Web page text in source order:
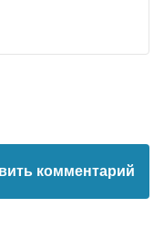
комментарий